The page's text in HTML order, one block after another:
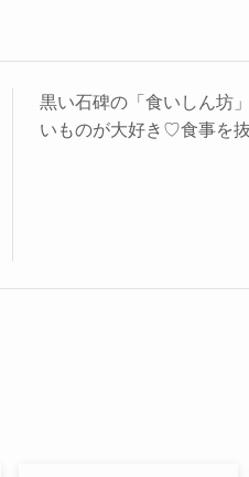
黒い石碑の「食いしん坊
いものが大好き♡食事を